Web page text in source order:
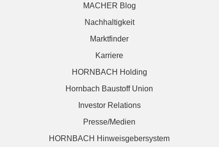
MACHER Blog
Nachhaltigkeit
Marktfinder
Karriere
HORNBACH Holding
Hornbach Baustoff Union
Investor Relations
Presse/Medien
HORNBACH Hinweisgebersystem